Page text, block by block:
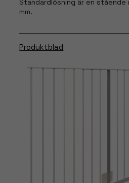
Standardlösning är en stående
mm.
Produktblad